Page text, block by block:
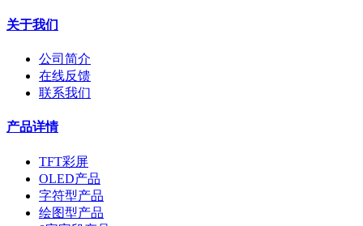
关于我们
公司简介
在线反馈
联系我们
产品详情
TFT彩屏
OLED产品
字符型产品
绘图型产品